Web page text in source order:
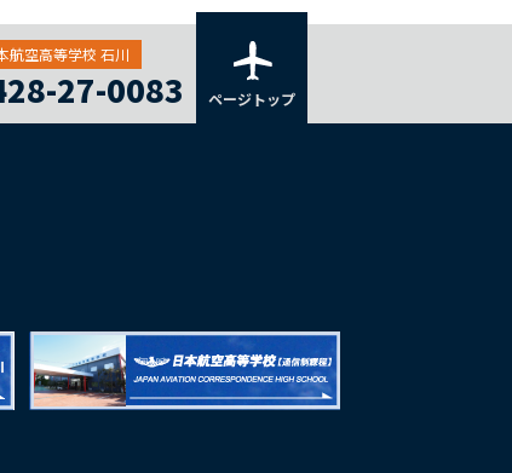
航空高等学校 石川
27-0083 ページトップ